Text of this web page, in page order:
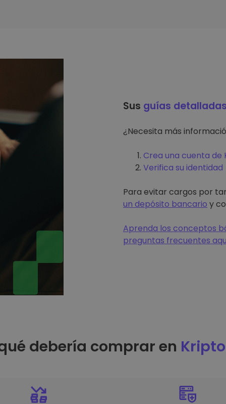
Sus guías detalladas
¿Necesita más
Crea una cuenta
Verifica su identidad
Para evitar cargos por
un depósito bancario y
Aprenda los conceptos
preguntas frecuentes
debería comprar en